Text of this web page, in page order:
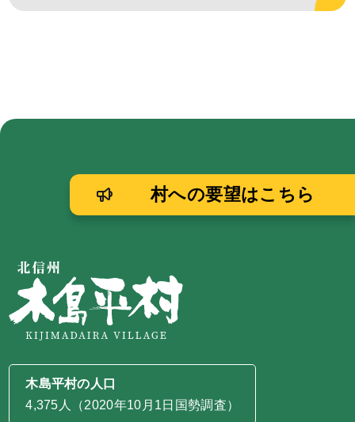
木島平村の人口
4,375人（2020年10月1日国勢調査）
村への要望はこちら